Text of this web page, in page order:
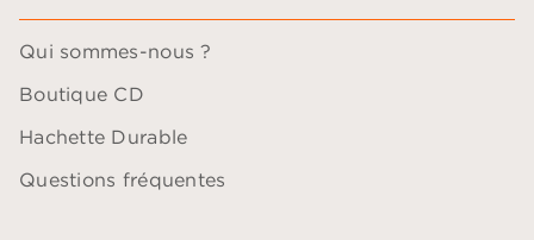
Qui sommes-nous ?
Boutique CD
Hachette Durable
Questions fréquentes